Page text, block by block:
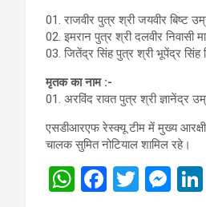
01. राजवीर पुत्र श्री जयवीर बिष्ट
02. इमरान पुत्र श्री दलवीर निवासी
03. जितेंद्र सिंह पुत्र श्री भूपेंद्र सिंह
मृतक का नाम :-
01. अरविंद रावत पुत्र श्री ज्ञानेंद्र
एसडीआरएफ रेस्क्यू टीम में मुख्य
चालक सुमित नोटियाल शामिल रहे।
W F
T
M